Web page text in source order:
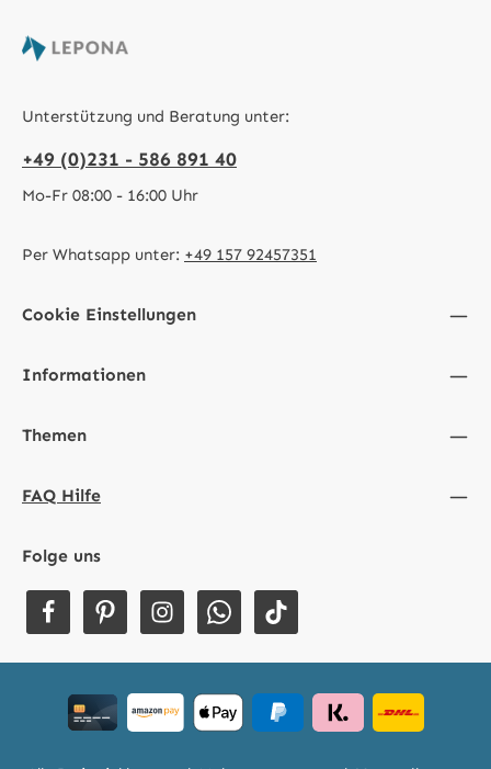
Unterstützung und Beratung unter:
+49 (0)231 - 586 891 40
Mo-Fr 08:00 - 16:00 Uhr
Per Whatsapp unter: +49 157 92457351
Cookie Einstellungen
Informationen
Themen
FAQ Hilfe
Folge uns